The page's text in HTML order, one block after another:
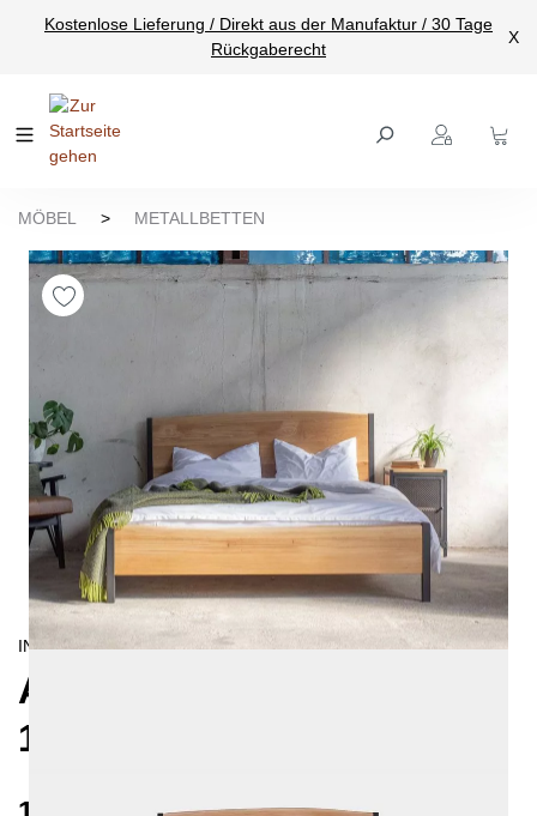
springen
Kostenlose Lieferung / Direkt aus der Manufaktur / 30 Tage
Rückgaberecht
X
MÖBEL > METALLBETTEN
INDUSTRIAL/CONTEMPORAIN
ARBOR METALLBETT
180X200 CM